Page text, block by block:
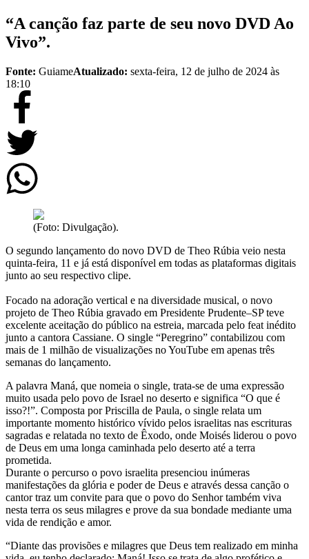
“A canção faz parte de seu novo DVD Ao
Vivo”.
Fonte: GuiameAtualizado: sexta-feira, 12 de julho de 2024 às
18:10
(Foto: Divulgação).
O segundo lançamento do novo DVD de Theo Rúbia veio nesta
quinta-feira, 11 e já está disponível em todas as plataformas digitais
junto ao seu respectivo clipe.
Focado na adoração vertical e na diversidade musical, o novo
projeto de Theo Rúbia gravado em Presidente Prudente–SP teve
excelente aceitação do público na estreia, marcada pelo feat inédito
junto a cantora Cassiane. O single “Peregrino” contabilizou com
mais de 1 milhão de visualizações no YouTube em apenas três
semanas do lançamento.
A palavra Maná, que nomeia o single, trata-se de uma expressão
muito usada pelo povo de Israel no deserto e significa “O que é
isso?!”. Composta por Priscilla de Paula, o single relata um
importante momento histórico vívido pelos israelitas nas escrituras
sagradas e relatada no texto de Êxodo, onde Moisés liderou o povo
de Deus em uma longa caminhada pelo deserto até a terra
prometida.
Durante o percurso o povo israelita presenciou inúmeras
manifestações da glória e poder de Deus e através dessa canção o
cantor traz um convite para que o povo do Senhor também viva
nesta terra os seus milagres e prove da sua bondade mediante uma
vida de rendição e amor.
“Diante das provisões e milagres que Deus tem realizado em minha